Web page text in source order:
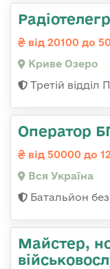
від 20100 до
Криве Озеро
Третій
Оператор
від 50000 до
Вся Україна
Батальйон
Майстер,